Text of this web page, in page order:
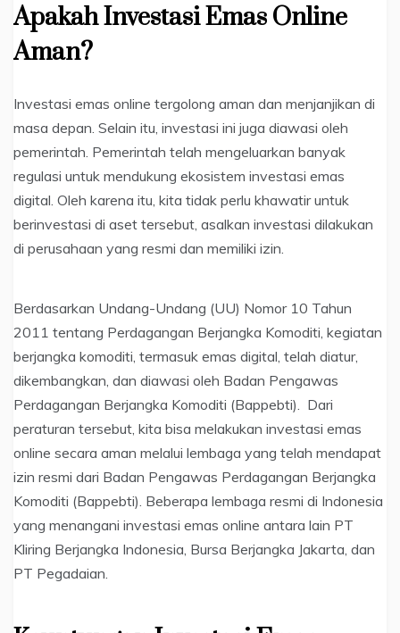
Apakah Investasi Emas Online
Aman?
Investasi emas online tergolong aman dan menjanjikan di
masa depan. Selain itu, investasi ini juga diawasi oleh
pemerintah. Pemerintah telah mengeluarkan banyak
regulasi untuk mendukung ekosistem investasi emas
digital. Oleh karena itu, kita tidak perlu khawatir untuk
berinvestasi di aset tersebut, asalkan investasi dilakukan
di perusahaan yang resmi dan memiliki izin.
Berdasarkan Undang-Undang (UU) Nomor 10 Tahun
2011 tentang Perdagangan Berjangka Komoditi, kegiatan
berjangka komoditi, termasuk emas digital, telah diatur,
dikembangkan, dan diawasi oleh Badan Pengawas
Perdagangan Berjangka Komoditi (Bappebti). Dari
peraturan tersebut, kita bisa melakukan investasi emas
online secara aman melalui lembaga yang telah mendapat
izin resmi dari Badan Pengawas Perdagangan Berjangka
Komoditi (Bappebti). Beberapa lembaga resmi di Indonesia
yang menangani investasi emas online antara lain PT
Kliring Berjangka Indonesia, Bursa Berjangka Jakarta, dan
PT Pegadaian.